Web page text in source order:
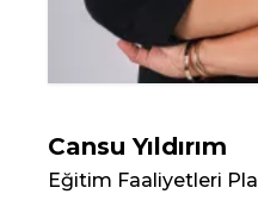
Cansu Yıldırım
Eğitim Faaliyetleri